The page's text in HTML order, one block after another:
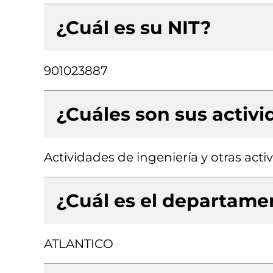
¿Cuál es su NIT?
901023887
¿Cuáles son sus
Actividades de ingeniería y otras
¿Cuál es el
ATLANTICO